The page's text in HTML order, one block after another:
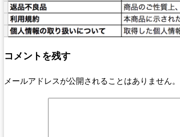
コメントを残す
メールアドレスが公開されることはありません。